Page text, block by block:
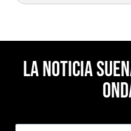
La noticia